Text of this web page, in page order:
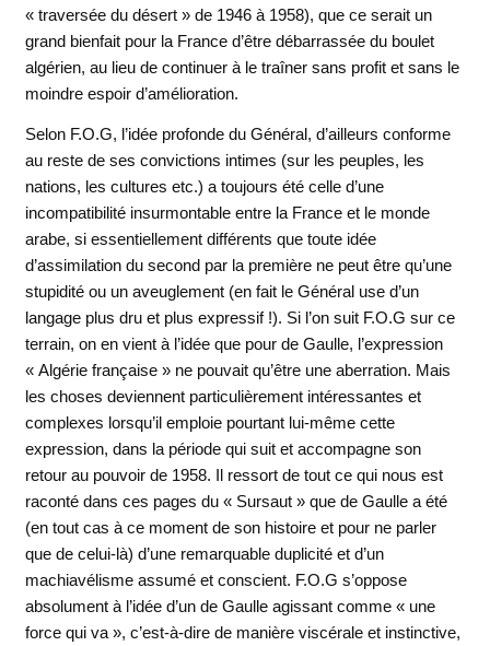
« traversée du désert » de 1946 à 1958), que ce serait un
grand bienfait pour la France d’être débarrassée du boulet
algérien, au lieu de continuer à le traîner sans profit et sans le
moindre espoir d’amélioration.
Selon F.O.G, l’idée profonde du Général, d’ailleurs conforme
au reste de ses convictions intimes (sur les peuples, les
nations, les cultures etc.) a toujours été celle d’une
incompatibilité insurmontable entre la France et le monde
arabe, si essentiellement différents que toute idée
d’assimilation du second par la première ne peut être qu’une
stupidité ou un aveuglement (en fait le Général use d’un
langage plus dru et plus expressif !). Si l’on suit F.O.G sur ce
terrain, on en vient à l’idée que pour de Gaulle, l’expression
« Algérie française » ne pouvait qu’être une aberration. Mais
les choses deviennent particulièrement intéressantes et
complexes lorsqu’il emploie pourtant lui-même cette
expression, dans la période qui suit et accompagne son
retour au pouvoir de 1958. Il ressort de tout ce qui nous est
raconté dans ces pages du « Sursaut » que de Gaulle a été
(en tout cas à ce moment de son histoire et pour ne parler
que de celui-là) d’une remarquable duplicité et d’un
machiavélisme assumé et conscient. F.O.G s’oppose
absolument à l’idée d’un de Gaulle agissant comme « une
force qui va », c’est-à-dire de manière viscérale et instinctive,